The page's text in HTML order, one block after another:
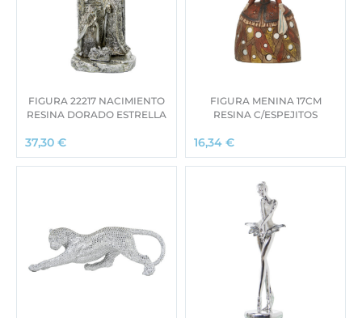
FIGURA 22217 NACIMIENTO
RESINA DORADO ESTRELLA
37,30 €
FIGURA MENINA 17CM
RESINA C/ESPEJITOS
16,34 €